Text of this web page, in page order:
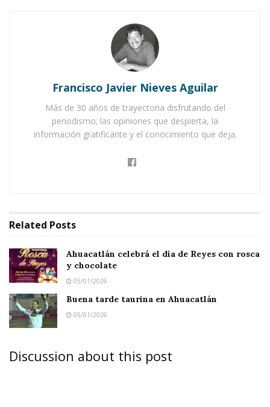
Ahuacatlán celebrá el día de Reyes con rosca y
Buena tarde taurina en Ahuacatlán
Francisco Javier Nieves Aguilar
Más de 30 años de trayectoria disfrutando del
periodismo; las opiniones que despierta, la
información gratificante y el conocimiento que deja.
Related Posts
Ahuacatlán celebrá el día de Reyes con rosca
y chocolate
05/01/2026
Buena tarde taurina en Ahuacatlán
05/01/2026
Discussion about this post